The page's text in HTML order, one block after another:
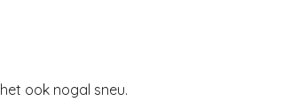
ook nogal sneu.